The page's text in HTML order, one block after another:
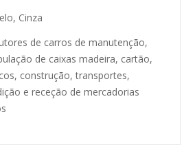
Cinza
de carros de manutenção,
de caixas madeira, cartão,
construção, transportes,
e receção de mercadorias